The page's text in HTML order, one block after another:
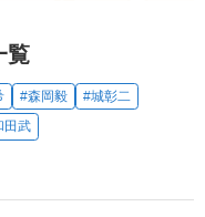
覧
#森岡毅
#城彰二
田武